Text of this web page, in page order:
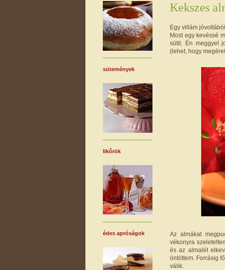
Kekszes
Egy villám
Most egy kevéssé
sütit. Én meggyel
(lehet, hogy
Az almákat
vékonyra
és az almalét
öntöttem. Forrásig
válik.
sütemények
likőrök
édes apróságok